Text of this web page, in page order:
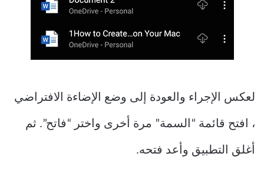
لعكس الإجراء والعودة إلى وضع الإضاءة الافتراضي
، افتح قائمة “السمة” مرة أخرى واختر “فاتح”. ثم
أغلق التطبيق وأعد فتحه.